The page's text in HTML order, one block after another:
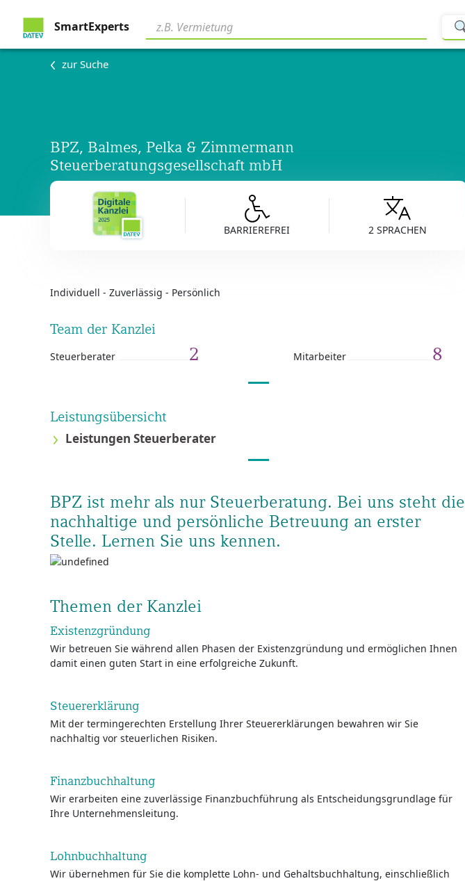
SmartExperts
zur Suche
BPZ, Balmes, Pelka & Zimmermann
Steuerberatungsgesellschaft mbH
BARRIEREFREI 2 SPRACHEN
Individuell - Zuverlässig - Persönlich
Team der Kanzlei
Steuerberater 2 Mitarbeiter 8
Leistungsübersicht
Leistungen Steuerberater
BPZ ist mehr als nur Steuerberatung. Bei uns steht die
nachhaltige und persönliche Betreuung an erster
Stelle. Lernen Sie uns kennen.
Themen der Kanzlei
Existenzgründung
Wir betreuen Sie während allen Phasen der Existenzgründung und ermöglichen Ihnen
damit einen guten Start in eine erfolgreiche Zukunft.
Steuererklärung
Mit der termingerechten Erstellung Ihrer Steuererklärungen bewahren wir Sie
nachhaltig vor steuerlichen Risiken.
Finanzbuchhaltung
Wir erarbeiten eine zuverlässige Finanzbuchführung als Entscheidungsgrundlage für
Ihre Unternehmensleitung.
Lohnbuchhaltung
Wir übernehmen für Sie die komplette Lohn- und Gehaltsbuchhaltung, einschließlich